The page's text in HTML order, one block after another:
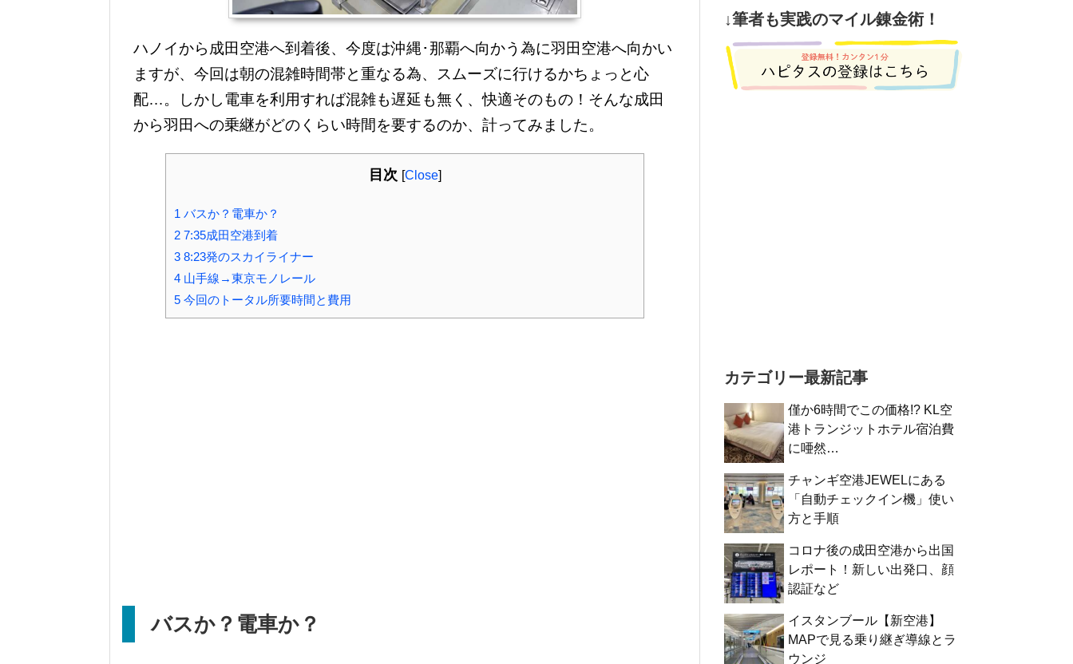
ハノイから成田空港へ到着後、今度は沖縄･那覇へ向かう為に羽田空港へ向かい
ますが、今回は朝の混雑時間帯と重なる為、スムーズに行けるかちょっと心
配…。しかし電車を利用すれば混雑も遅延も無く、快適そのもの！そんな成田
から羽田への乗継がどのくらい時間を要するのか、計ってみました。
目次 [Close]
1 バスか？電車か？
2 7:35成田空港到着
3 8:23発のスカイライナー
4 山手線→東京モノレール
5 今回のトータル所要時間と費用
バスか？電車か？
↓筆者も実践のマイル錬金術！
カテゴリー最新記事
僅か6時間でこの価格!? KL空
港トランジットホテル宿泊費
に唖然…
チャンギ空港JEWELにある
「自動チェックイン機」使い
方と手順
コロナ後の成田空港から出国
レポート！新しい出発口、顔
認証など
イスタンブール【新空港】
MAPで見る乗り継ぎ導線とラ
ウンジ